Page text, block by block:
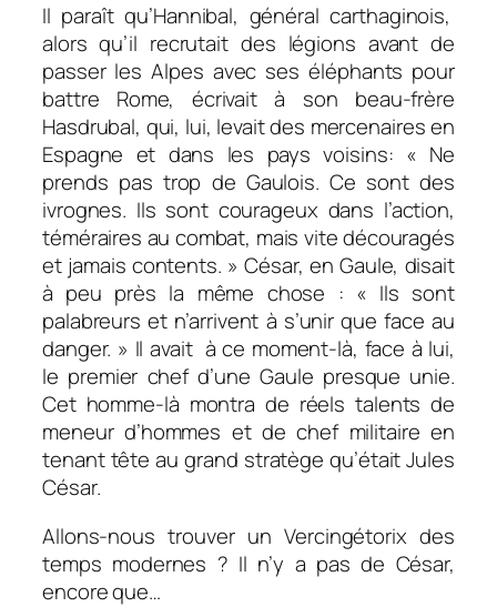
Il paraît qu’Hannibal, général carthaginois,
alors qu’il recrutait des légions avant de
passer les Alpes avec ses éléphants pour
battre Rome, écrivait à son beau-frère
Hasdrubal, qui, lui, levait des mercenaires en
Espagne et dans les pays voisins: « Ne
prends pas trop de Gaulois. Ce sont des
ivrognes. Ils sont courageux dans l’action,
téméraires au combat, mais vite découragés
et jamais contents. » César, en Gaule, disait
à peu près la même chose : « Ils sont
palabreurs et n’arrivent à s’unir que face au
danger. » Il avait à ce moment-là, face à lui,
le premier chef d’une Gaule presque unie.
Cet homme-là montra de réels talents de
meneur d’hommes et de chef militaire en
tenant tête au grand stratège qu’était Jules
César.
Allons-nous trouver un Vercingétorix des
temps modernes ? Il n’y a pas de César,
encore que…